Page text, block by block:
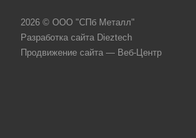
2026 © ООО "СПб Металл"
Разработка сайта Dieztech
Продвижение сайта — Веб-Центр